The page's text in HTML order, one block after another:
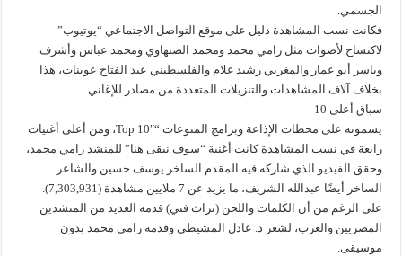
الجسمي.
فكانت نسب المشاهدة دليل على موقع التواصل الاجتماعي “يوتيوب”
لاكتساح لأصوات مثل رامي محمد ومحمد الصنهاوي ومحمد عباس وأشرف
وياسر أبو عمار والمغربي رشيد غلام والفلسطيني عبد الفتاح عوينات، هذا
بخلاف آلاف المشاهدات والتنزيلات المتعددة من مصادر للإغاني.
سباق أعلى 10
يسمونه على محطات الإذاعة وبرامج المنوعات “Top 10″، ومن أعلى أغنيات
رابعة في نسب المشاهدة كانت أغنية “سوف نبقى هنا” للمنشد رامي محمد،
وحقق الفيديو الذي شاركه فيه المقدم الساخر يوسف حسين والشاعر
الساخر أيضًا عبدالله الشريف، ما يزيد عن 7 ملايين مشاهدة (7,303,931).
على الرغم من أن الكلمات واللحن (تراث فني) قدمه العديد من المنشدين
المصريين والعرب، لشعر د. عادل المشيطي وقدمه رامي محمد بدون
موسيقى.